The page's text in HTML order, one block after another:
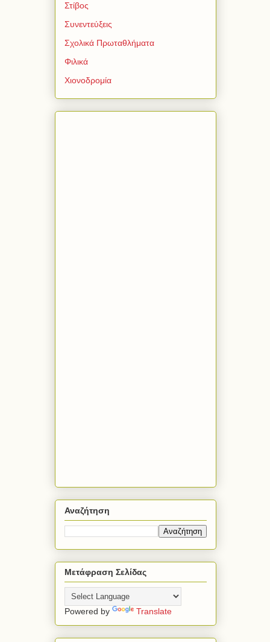
Στίβος
Συνεντεύξεις
Σχολικά Πρωταθλήματα
Φιλικά
Χιονοδρομία
Αναζήτηση
Μετάφραση Σελίδας
Powered by Translate